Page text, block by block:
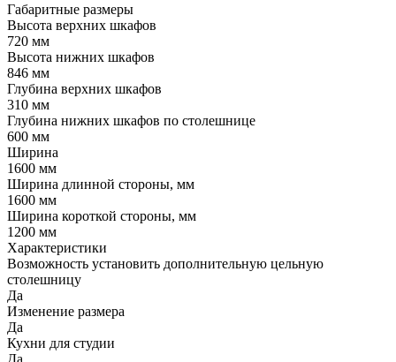
Габаритные размеры
Высота верхних шкафов
720 мм
Высота нижних шкафов
846 мм
Глубина верхних шкафов
310 мм
Глубина нижних шкафов по столешнице
600 мм
Ширина
1600 мм
Ширина длинной стороны, мм
1600 мм
Ширина короткой стороны, мм
1200 мм
Характеристики
Возможность установить дополнительную цельную
столешницу
Да
Изменение размера
Да
Кухни для студии
Да